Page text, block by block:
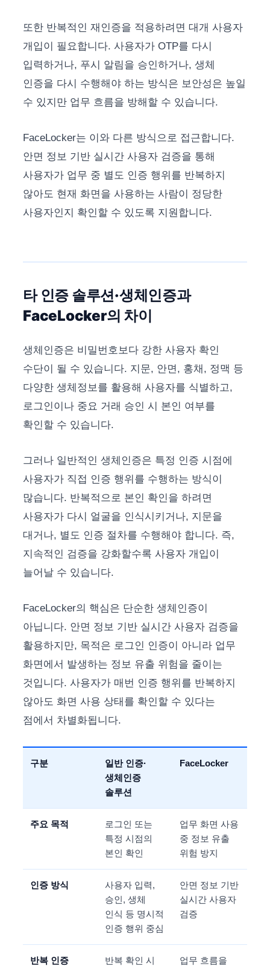
또한 반복적인 재인증을 적용하려면 대개 사용자
개입이 필요합니다. 사용자가 OTP를 다시
입력하거나, 푸시 알림을 승인하거나, 생체
인증을 다시 수행해야 하는 방식은 보안성은 높일
수 있지만 업무 흐름을 방해할 수 있습니다.
FaceLocker는 이와 다른 방식으로 접근합니다.
안면 정보 기반 실시간 사용자 검증을 통해
사용자가 업무 중 별도 인증 행위를 반복하지
않아도 현재 화면을 사용하는 사람이 정당한
사용자인지 확인할 수 있도록 지원합니다.
타 인증 솔루션·생체인증과
FaceLocker의 차이
생체인증은 비밀번호보다 강한 사용자 확인
수단이 될 수 있습니다. 지문, 안면, 홍채, 정맥 등
다양한 생체정보를 활용해 사용자를 식별하고,
로그인이나 중요 거래 승인 시 본인 여부를
확인할 수 있습니다.
그러나 일반적인 생체인증은 특정 인증 시점에
사용자가 직접 인증 행위를 수행하는 방식이
많습니다. 반복적으로 본인 확인을 하려면
사용자가 다시 얼굴을 인식시키거나, 지문을
대거나, 별도 인증 절차를 수행해야 합니다. 즉,
지속적인 검증을 강화할수록 사용자 개입이
늘어날 수 있습니다.
FaceLocker의 핵심은 단순한 생체인증이
아닙니다. 안면 정보 기반 실시간 사용자 검증을
활용하지만, 목적은 로그인 인증이 아니라 업무
화면에서 발생하는 정보 유출 위험을 줄이는
것입니다. 사용자가 매번 인증 행위를 반복하지
않아도 화면 사용 상태를 확인할 수 있다는
점에서 차별화됩니다.
구분
일반 인증·
생체인증
솔루션
FaceLocker
주요 목적
로그인 또는
특정 시점의
본인 확인
업무 화면 사용
중 정보 유출
위험 방지
인증 방식
사용자 입력,
승인, 생체
인식 등 명시적
인증 행위 중심
안면 정보 기반
실시간 사용자
검증
반복 인증
반복 확인 시
업무 흐름을